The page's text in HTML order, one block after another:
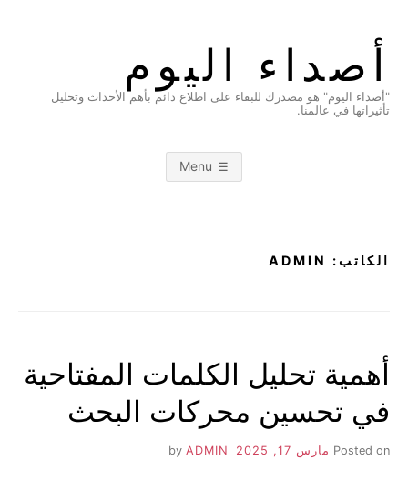
أصداء اليوم
"أصداء اليوم" هو مصدرك للبقاء على اطلاع دائم بأهم الأحداث وتحليل
تأثيراتها في عالمنا.
Menu
الكاتب: ADMIN
أهمية تحليل الكلمات المفتاحية
في تحسين محركات البحث
Posted on مارس 17, 2025 ADMIN